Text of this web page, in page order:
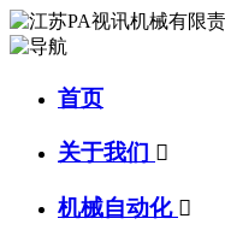
首页
关于我们 
机械自动化 